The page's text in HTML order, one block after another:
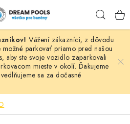
Vážení zákazníci, z dôvodu
parkovať priamo pred našou
aby ste svoje vozidlo zaparkovali
mieste v okolí. Ďakujeme
sa za dočasné